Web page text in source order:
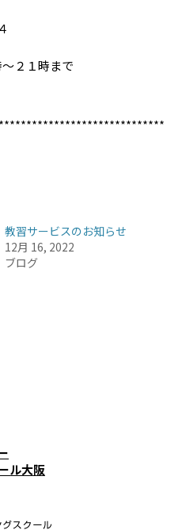
２１時まで
教習サービスのお知らせ
12月 16, 2022
ブログ
ル大阪